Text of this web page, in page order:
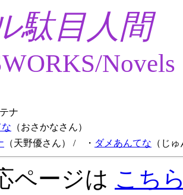
駄目人間
Novels
ナ
（おさかなさん）
（天野優さん） / ・ ダメあんてな （じ
ページは こち